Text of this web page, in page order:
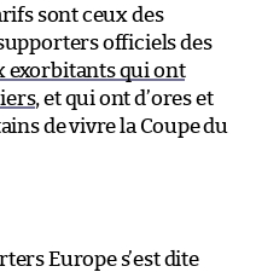
sont ceux des
officiels des
exorbitants qui ont
, et qui ont d’ores et
de vivre la Coupe du
Europe s’est dite